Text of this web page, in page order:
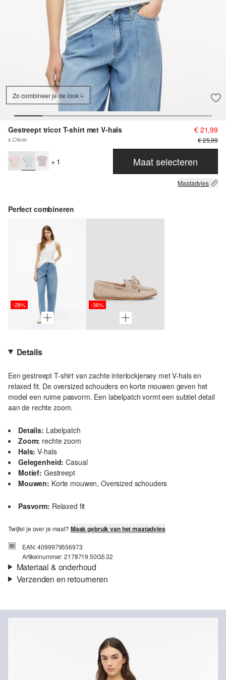
Zo combineer je de look
Gestreept tricot T-shirt met V-hals
s.Oliver
€ 21,99
€ 25,99
+ 1 Maat selecteren
Maatadvies
Perfect combineren
-28% -36%
Details
Een gestreept T-shirt van zachte interlockjersey met V-hals en
relaxed fit. De oversized schouders en korte mouwen geven het
model een ruime pasvorm. Een labelpatch vormt een subtiel detail
aan de rechte zoom.
Details: Labelpatch
Zoom: rechte zoom
Hals: V-hals
Gelegenheid: Casual
Motief: Gestreept
Mouwen: Korte mouwen, Oversized schouders
Pasvorm: Relaxed fit
Twijfel je over je maat? Maak gebruik van het maatadvies
EAN: 4099979556973
Artikelnummer: 2178719.50G5.32
Materiaal & onderhoud
Materiaal: Katoen
Verzenden en retourneren
Je bestelling wordt binnen 3-5 werkdagen verzonden door Post
Je kunt je artikelen binnen 14 dagen gratis aan ons retourneren.